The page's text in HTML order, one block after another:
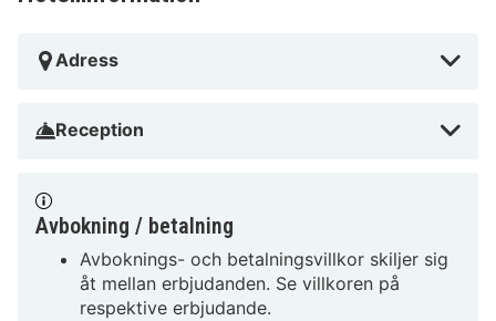
Adress
Reception
Avbokning / betalning
Avboknings- och betalningsvillkor skiljer sig
åt mellan erbjudanden. Se villkoren på
respektive erbjudande.